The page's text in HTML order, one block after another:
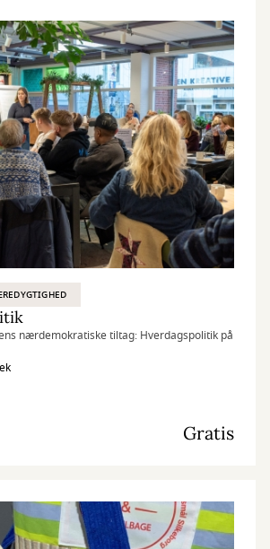
nærdemokratiske tiltag: Hverdagspolitik på
Gratis